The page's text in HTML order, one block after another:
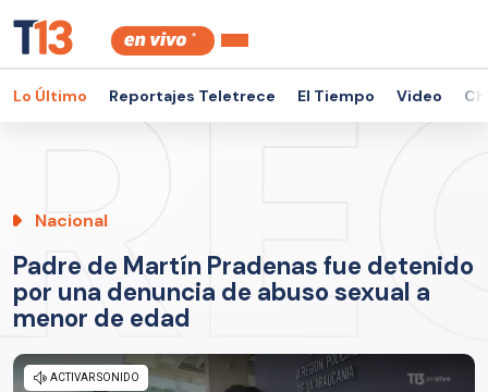
Lo Último Reportajes Teletrece El Tiempo Video
Nacional
Padre de Martín Pradenas fue detenido
por una denuncia de abuso sexual a
menor de edad